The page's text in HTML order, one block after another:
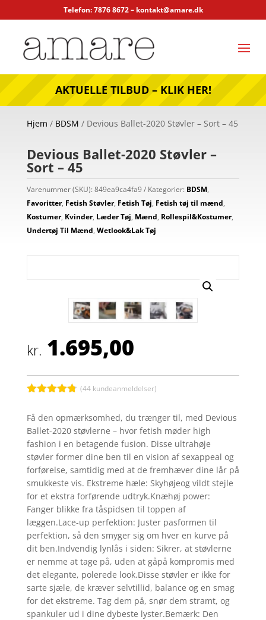
Telefon: 7876 8672 – kontakt@amare.dk
AKTUELLE TILBUD – KLIK HER!
Hjem / BDSM / Devious Ballet-2020 Støvler – Sort – 45
Devious Ballet-2020 Støvler –
Sort – 45
Varenummer (SKU): 849ea9ca4fa9 Kategorier: BDSM,
Favoritter, Fetish Støvler, Fetish Tøj, Fetish tøj til mænd,
Kostumer, Kvinder, Læder Tøj, Mænd, Rollespil&Kostumer,
Undertøj Til Mænd, Wetlook&Lak Tøj
kr. 1.695,00
ud af 5
baseret på
kundebedø
mmelser
(44 kundeanmeldelser)
Få den opmærksomhed, du trænger til, med Devious
Ballet-2020 støvlerne – hvor fetish møder high
fashion i en betagende fusion. Disse ultrahøje
støvler former dine ben til en vision af sexappeal og
forførelse, samtidig med at de fremhæver dine lår på
smukkeste vis. Ekstreme hæle: Skyhøjeog vildt stejle
for et ekstra forførende udtryk.Knæhøj power:
Fanger blikke fra tåspidsen til toppen af
læggen.Lace-up perfektion: Juster pasformen til
perfektion, så den smyger sig om hver en kurve på
dit ben.Indvendig lynlås i siden: Sikrer, at støvlerne
er nemme at tage på, uden at gåpå kompromis med
det elegante, polerede look.Disse støvler er ikke for
sarte sjæle, de kræver selvtillid, balance og en smag
for det ekstreme. Tag dem på, snør dem stramt, og
spankuler ud i dine dybeste lyster.Bemærk: Den